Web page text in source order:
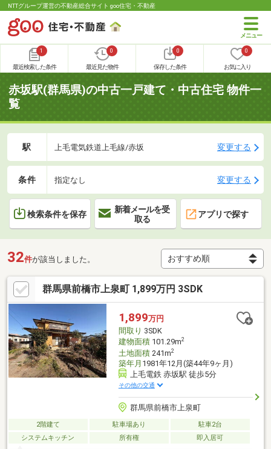
NTTグループ運営の不動産総合サイト goo住宅・不動産
1
最近検索した条件
0
最近見た物件
0
保存した条件
0
お気に入り
赤坂駅(群馬県)の中古一戸建て・中古住宅 物件一
覧
駅 上毛電気鉄道上毛線/赤坂 変更する
条件 指定なし 変更する
検索条件を保存
新着メールを受
取る
アプリで探す
32件が該当しました。
群馬県前橋市上泉町 1,899万円 3SDK
1,899万円
間取り 3SDK
建物面積101.29m2
土地面積241m2
築年月 1981年12月(築44年9ヶ月)
上毛電鉄 赤坂駅 徒歩5分
その他の交通
群馬県前橋市上泉町
2階建て 駐車場あり
駐車2台
システムキッチン
所有権 即入居可